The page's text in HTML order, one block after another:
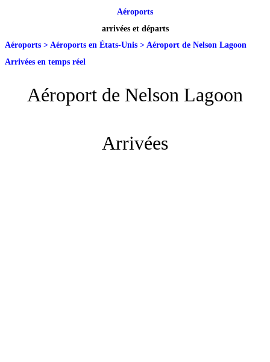
Aéroports
arrivées et départs
Aéroports > Aéroports en États-Unis > Aéroport de Nelson Lagoon
Arrivées en temps réel
Aéroport de Nelson Lagoon
Arrivées